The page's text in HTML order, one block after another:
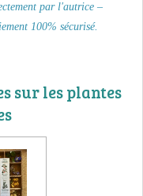
par l'autrice –
100% sécurisé.
sur les plantes